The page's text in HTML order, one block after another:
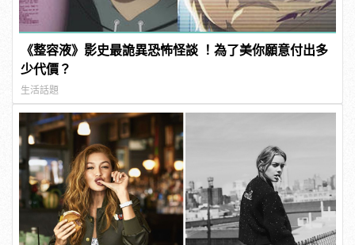
《整容液》影史最詭異恐怖怪談 ！為了美你願意付出多
少代價？
生活話題